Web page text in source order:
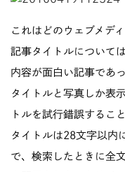
これはどのウェブメデ
記事タイトルについて
内容が面白い記事であ
タイトルと写真しか表
トルを試行錯誤するこ
タイトルは28文字以内
で、検索したときに全